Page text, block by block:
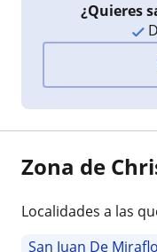
¿Quieres
Zona de
Localidades a las
San Juan De